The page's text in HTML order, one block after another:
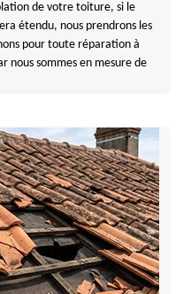
de votre toiture, si le
étendu, nous prendrons les
pour toute réparation à
nous sommes en mesure de